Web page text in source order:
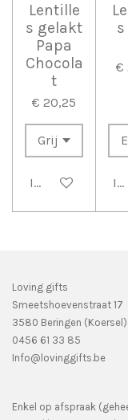
Lentille
s gelakt
Papa
Chocola
t
€ 20,25
In winkelwagen
€
In
Loving gifts
Smeetshoevenstraat 17
3580 Beringen (Koersel)
0456 61 33 85
Info@lovinggifts.be
Enkel op afspraak